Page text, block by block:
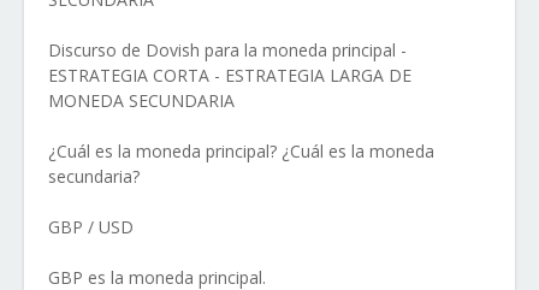
Discurso de Dovish para la moneda principal -
ESTRATEGIA CORTA - ESTRATEGIA LARGA DE
MONEDA SECUNDARIA
¿Cuál es la moneda principal? ¿Cuál es la moneda
secundaria?
GBP / USD
GBP es la moneda principal.